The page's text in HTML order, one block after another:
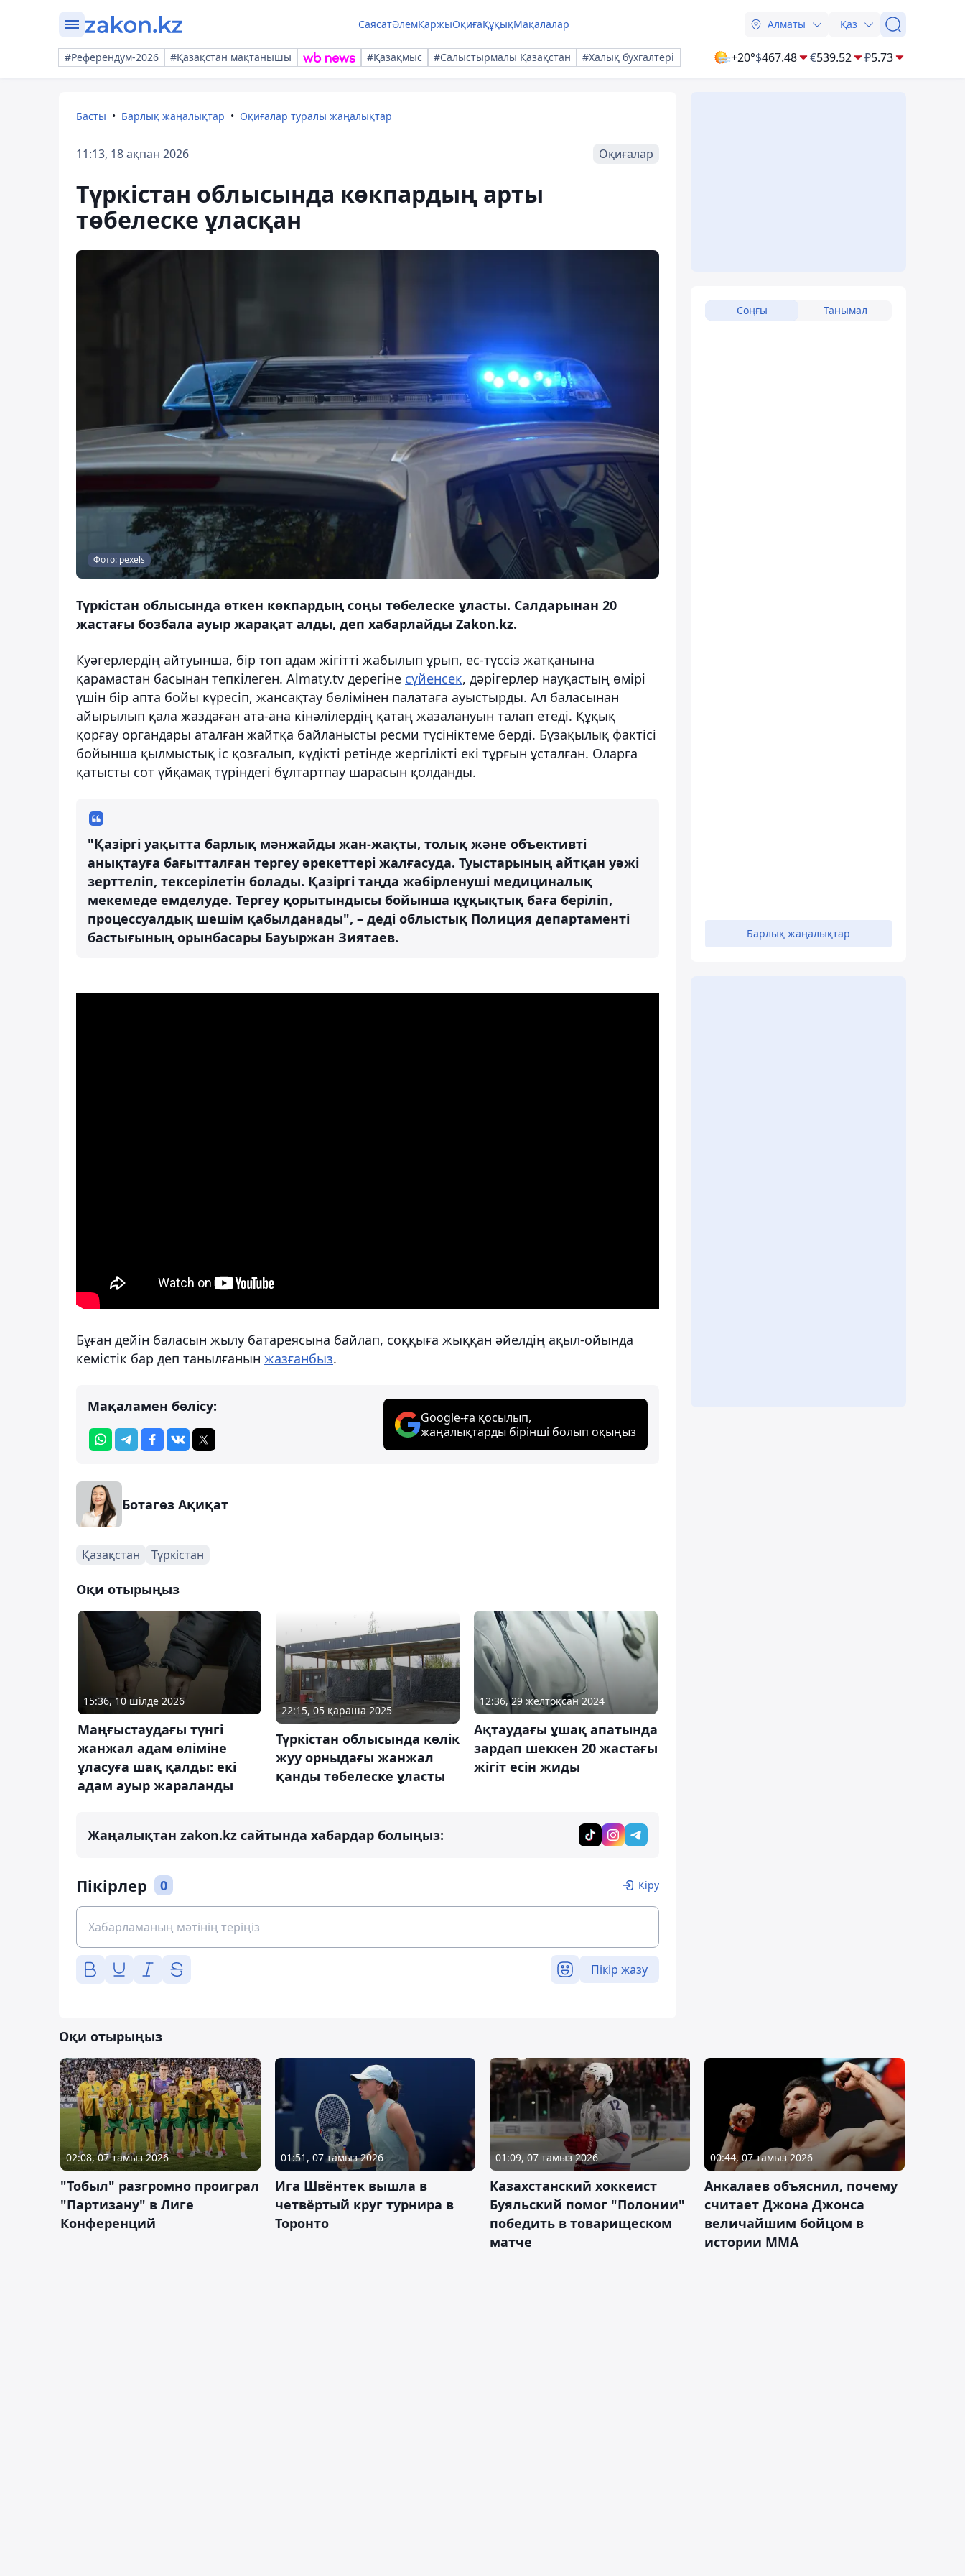
СаясатӘлемҚаржыОқиғаҚұқықМақалалар Алматы Қаз
#Референдум-2026 #Қазақстан мақтанышы #Қазақмыс #Салыстырмалы Қазақстан #Халық бухгалтері +20°$467.48 €539.52 ₽5.73
Басты Барлық жаңалықтар Оқиғалар туралы жаңалықтар
11:13, 18 ақпан 2026 Оқиғалар
Түркістан облысында көкпардың арты
төбелеске ұласқан
Фото: pexels
Түркістан облысында өткен көкпардың соңы төбелеске ұласты. Салдарынан 20
жастағы бозбала ауыр жарақат алды, деп хабарлайды Zakon.kz.
Куәгерлердің айтуынша, бір топ адам жігітті жабылып ұрып, ес-түссіз жатқанына
қарамастан басынан тепкілеген. Almaty.tv дерегіне сүйенсек, дәрігерлер науқастың өмірі
үшін бір апта бойы күресіп, жансақтау бөлімінен палатаға ауыстырды. Ал баласынан
айырылып қала жаздаған ата-ана кінәлілердің қатаң жазалануын талап етеді. Құқық
қорғау органдары аталған жайтқа байланысты ресми түсініктеме берді. Бұзақылық фактісі
бойынша қылмыстық іс қозғалып, күдікті ретінде жергілікті екі тұрғын ұсталған. Оларға
қатысты сот үйқамақ түріндегі бұлтартпау шарасын қолданды.
"Қазіргі уақытта барлық мәнжайды жан-жақты, толық және объективті
анықтауға бағытталған тергеу әрекеттері жалғасуда. Туыстарының айтқан уәжі
зерттеліп, тексерілетін болады. Қазіргі таңда жәбірленуші медициналық
мекемеде емделуде. Тергеу қорытындысы бойынша құқықтық баға беріліп,
процессуалдық шешім қабылданады", – деді облыстық Полиция департаменті
бастығының орынбасары Бауыржан Зиятаев.
Бұған дейін баласын жылу батареясына байлап, соққыға жыққан әйелдің ақыл-ойында
кемістік бар деп танылғанын жазғанбыз.
Мақаламен бөлісу:
Google-ға қосылып,
жаңалықтарды бірінші болып оқыңыз
Ботагөз Ақиқат
Қазақстан Түркістан
Оқи отырыңыз
15:36, 10 шілде 2026
Маңғыстаудағы түнгі
жанжал адам өліміне
ұласуға шақ қалды: екі
адам ауыр жараланды
22:15, 05 қараша 2025
Түркістан облысында көлік
жуу орныдағы жанжал
қанды төбелеске ұласты
12:36, 29 желтоқсан 2024
Ақтаудағы ұшақ апатында
зардап шеккен 20 жастағы
жігіт есін жиды
Жаңалықтан zakon.kz сайтында хабардар болыңыз:
Пікірлер 0 Кіру
Пікір жазу
Соңғы Танымал
Барлық жаңалықтар
Оқи отырыңыз
02:08, 07 тамыз 2026
"Тобыл" разгромно проиграл
"Партизану" в Лиге
Конференций
01:51, 07 тамыз 2026
Ига Швёнтек вышла в
четвёртый круг турнира в
Торонто
01:09, 07 тамыз 2026
Казахстанский хоккеист
Буяльский помог "Полонии"
победить в товарищеском
матче
00:44, 07 тамыз 2026
Анкалаев объяснил, почему
считает Джона Джонса
величайшим бойцом в
истории ММА